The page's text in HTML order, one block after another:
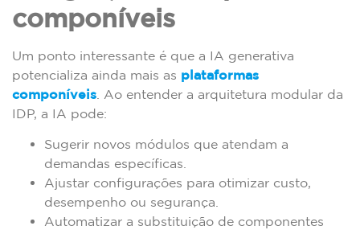
componíveis
Um ponto interessante é que a IA generativa
potencializa ainda mais as plataformas
componíveis . Ao entender a arquitetura modular da
IDP, a IA pode:
Sugerir novos módulos que atendam a
demandas específicas.
Ajustar configurações para otimizar custo,
desempenho ou segurança.
Automatizar a substituição de componentes